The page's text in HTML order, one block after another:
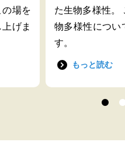
場を
げま
た生物多様性。
物多様性につい
す。
もっと読む